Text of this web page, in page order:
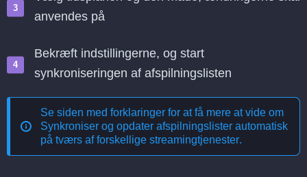
anvendes på
Bekræft indstillingerne, og start
synkroniseringen af afspilningslisten
Se siden med forklaringer for at få mere at vide om
Synkroniser og opdater afspilningslister automatisk
på tværs af forskellige streamingtjenester.